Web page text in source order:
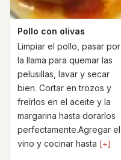
Pollo con olivas
Limpiar el pollo, pasar por
la llama para quemar las
pelusillas, lavar y secar
bien. Cortar en trozos y
freírlos en el aceite y la
margarina hasta dorarlos
perfectamente.Agregar el
vino y cocinar hasta [+]